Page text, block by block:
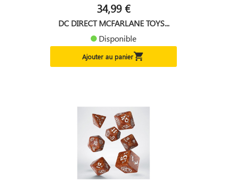
34,99 €
DC DIRECT MCFARLANE TOYS...
Disponible
Ajouter au panier